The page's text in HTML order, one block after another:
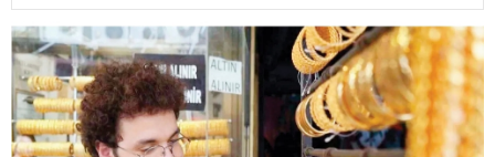
Yerli turist 229,7 milyar lira seyahat harcaması
yaptı